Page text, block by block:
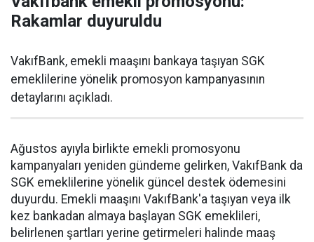
Rakamlar duyuruldu
VakıfBank, emekli maaşını bankaya taşıyan SGK
emeklilerine yönelik promosyon kampanyasının
detaylarını açıkladı.
Ağustos ayıyla birlikte emekli promosyonu
kampanyaları yeniden gündeme gelirken, VakıfBank da
SGK emeklilerine yönelik güncel destek ödemesini
duyurdu. Emekli maaşını VakıfBank'a taşıyan veya ilk
kez bankadan almaya başlayan SGK emeklileri,
belirlenen şartları yerine getirmeleri halinde maaş